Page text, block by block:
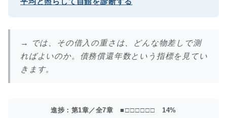
→ では、その借入の重さは、どんな物差しで測
ればよいのか。債務償還年数という指標を見てい
きます。
進捗：第1章／全7章 ■□□□□□□ 14%